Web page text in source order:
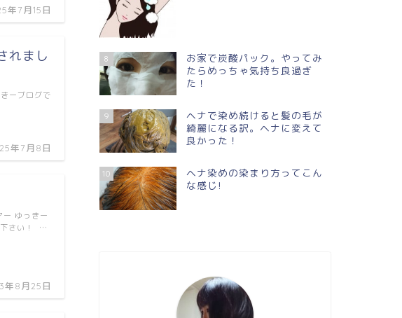
年7月15日
れまし
年7月8日
ーブログで
年8月25日
ゆっきー
下さい！ …
8
お家で炭酸パック。やってみ
たらめっちゃ気持ち良過ぎ
た！
9
ヘナで染め続けると髪の毛が
綺麗になる訳。ヘナに変えて
良かった！
10
ヘナ染めの染まり方ってこん
な感じ!